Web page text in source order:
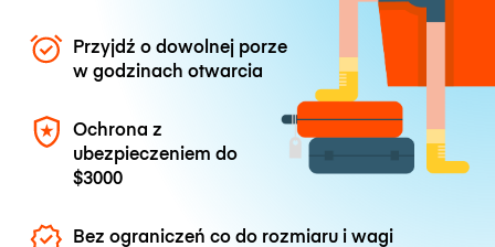
Przyjdź o dowolnej porze
w godzinach otwarcia
Ochrona z
ubezpieczeniem do
$3000
Bez ograniczeń co do rozmiaru i wagi